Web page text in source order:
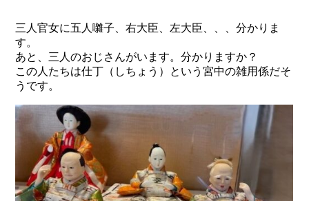
三人官女に五人囃子、右大臣、左大臣、、、分かりま
す。
あと、三人のおじさんがいます。分かりますか？
この人たちは仕丁（しちょう）という宮中の雑用係だそ
うです。